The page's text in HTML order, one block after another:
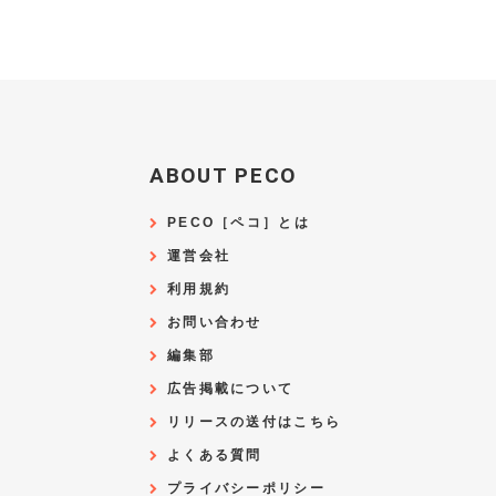
ABOUT PECO
PECO［ペコ］とは
運営会社
利用規約
お問い合わせ
編集部
広告掲載について
リリースの送付はこちら
よくある質問
プライバシーポリシー